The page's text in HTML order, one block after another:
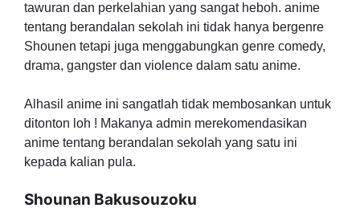
tawuran dan perkelahian yang sangat heboh. anime
tentang berandalan sekolah ini tidak hanya bergenre
Shounen tetapi juga menggabungkan genre comedy,
drama, gangster dan violence dalam satu anime.
Alhasil anime ini sangatlah tidak membosankan untuk
ditonton loh ! Makanya admin merekomendasikan
anime tentang berandalan sekolah yang satu ini
kepada kalian pula.
Shounan Bakusouzoku